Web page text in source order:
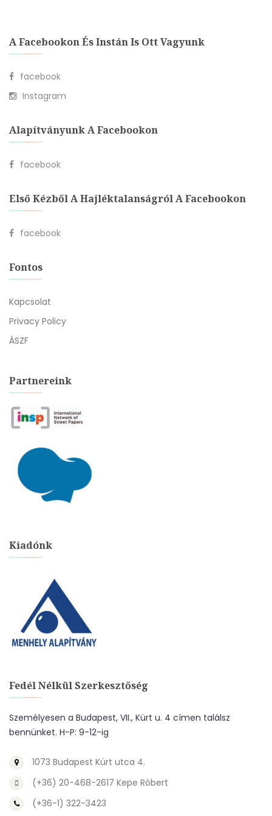
A Facebookon És Instán Is Ott Vagyunk
facebook
Instagram
Alapítványunk A Facebookon
facebook
Első Kézből A Hajléktalanságról A Facebookon
facebook
Fontos
Kapcsolat
Privacy Policy
ÁSZF
Partnereink
Kiadónk
Fedél Nélkül Szerkesztőség
Személyesen a Budapest, VII., Kürt u. 4 címen találsz
bennünket. H-P: 9-12-ig
1073 Budapest Kürt utca 4.
(+36) 20-468-2617 Kepe Róbert
(+36-1) 322-3423